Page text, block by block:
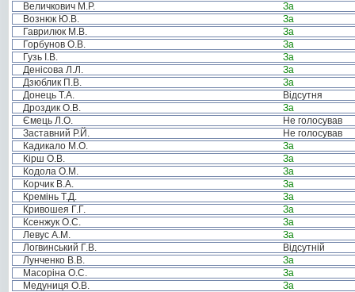
Величкович М.Р.
За
Вознюк Ю.В.
За
Гаврилюк М.В.
За
Горбунов О.В.
За
Гузь І.В.
За
Денісова Л.Л.
За
Дзюблик П.В.
За
Донець Т.А.
Відсутня
Дроздик О.В.
За
Ємець Л.О.
Не голосував
Заставний Р.Й.
Не голосував
Кадикало М.О.
За
Кірш О.В.
За
Кодола О.М.
За
Корчик В.А.
За
Кремінь Т.Д.
За
Кривошея Г.Г.
За
Ксенжук О.С.
За
Левус А.М.
За
Логвинський Г.В.
Відсутній
Лунченко В.В.
За
Масоріна О.С.
За
Медуниця О.В.
За